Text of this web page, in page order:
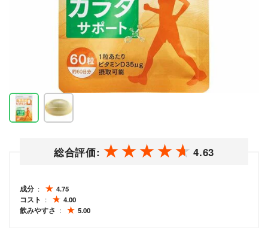
総合評価: 4.63
成分
4.75
コスト
4.00
飲みやすさ
5.00